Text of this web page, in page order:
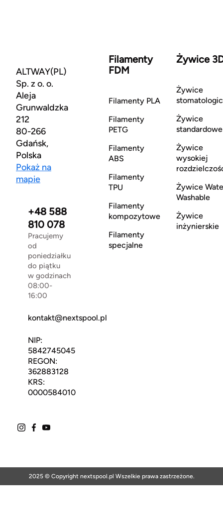
ALTWAY(PL)
Sp. z o. o.
Aleja
Grunwaldzka
212
80-266
Gdańsk,
Polska
Pokaż na
mapie
+48 588
810 078
Pracujemy
od
poniedziałku
do piątku
w godzinach
08:00-
16:00
kontakt@nextspool.pl
NIP:
5842745045
REGON:
362883128
KRS:
0000584010
Filamenty
FDM
Filamenty PLA
Filamenty
PETG
Filamenty
ABS
Filamenty
TPU
Filamenty
kompozytowe
Filamenty
specjalne
Żywice
Żywice
Żywice
standardowe
Żywice
wysokiej
Żywice
Washable
Żywice
inżynierskie